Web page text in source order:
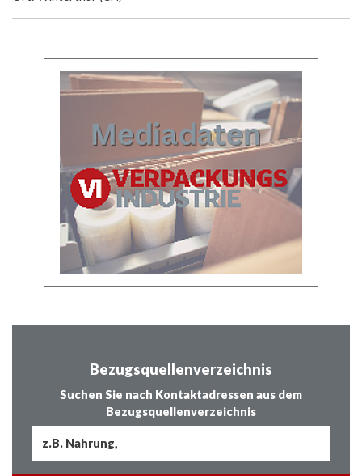
Bezugsquellenverzeichnis
Suchen Sie nach Kontaktadressen aus dem
Bezugsquellenverzeichnis